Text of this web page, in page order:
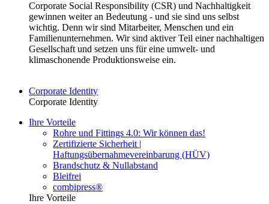
Corporate Social Responsibility (CSR) und Nachhaltigkeit
gewinnen weiter an Bedeutung - und sie sind uns selbst
wichtig. Denn wir sind Mitarbeiter, Menschen und ein
Familienunternehmen. Wir sind aktiver Teil einer nachhaltigen
Gesellschaft und setzen uns für eine umwelt- und
klimaschonende Produktionsweise ein.
Corporate Identity
Corporate Identity
Ihre Vorteile
Rohre und Fittings 4.0: Wir können das!
Zertifizierte Sicherheit |
Haftungsübernahmevereinbarung (HÜV)
Brandschutz & Nullabstand
Bleifrei
combipress®
Ihre Vorteile